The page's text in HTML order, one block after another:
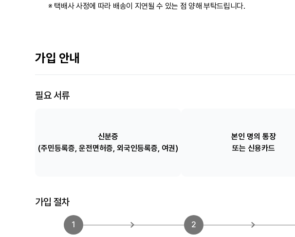
※ 택배사 사정에 따라 배송이 지연될 수 있는 점 양해 부탁드립니다.
가입 안내
필요 서류
신분증
(주민등록증, 운전면허증, 외국인등록증, 여권)
본인 명의 통장
또는 신용카드
가입 절차
1 2